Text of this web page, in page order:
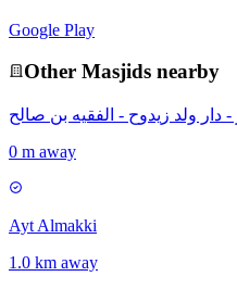
Google Play
Other Masjids nearby
دار ولد زيدوح - الفقيه بن صالح
0 m away
Ayt Almakki
1.0 km away